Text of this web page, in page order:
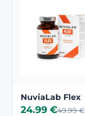
NuviaLab Flex
24.99 €49.99 €